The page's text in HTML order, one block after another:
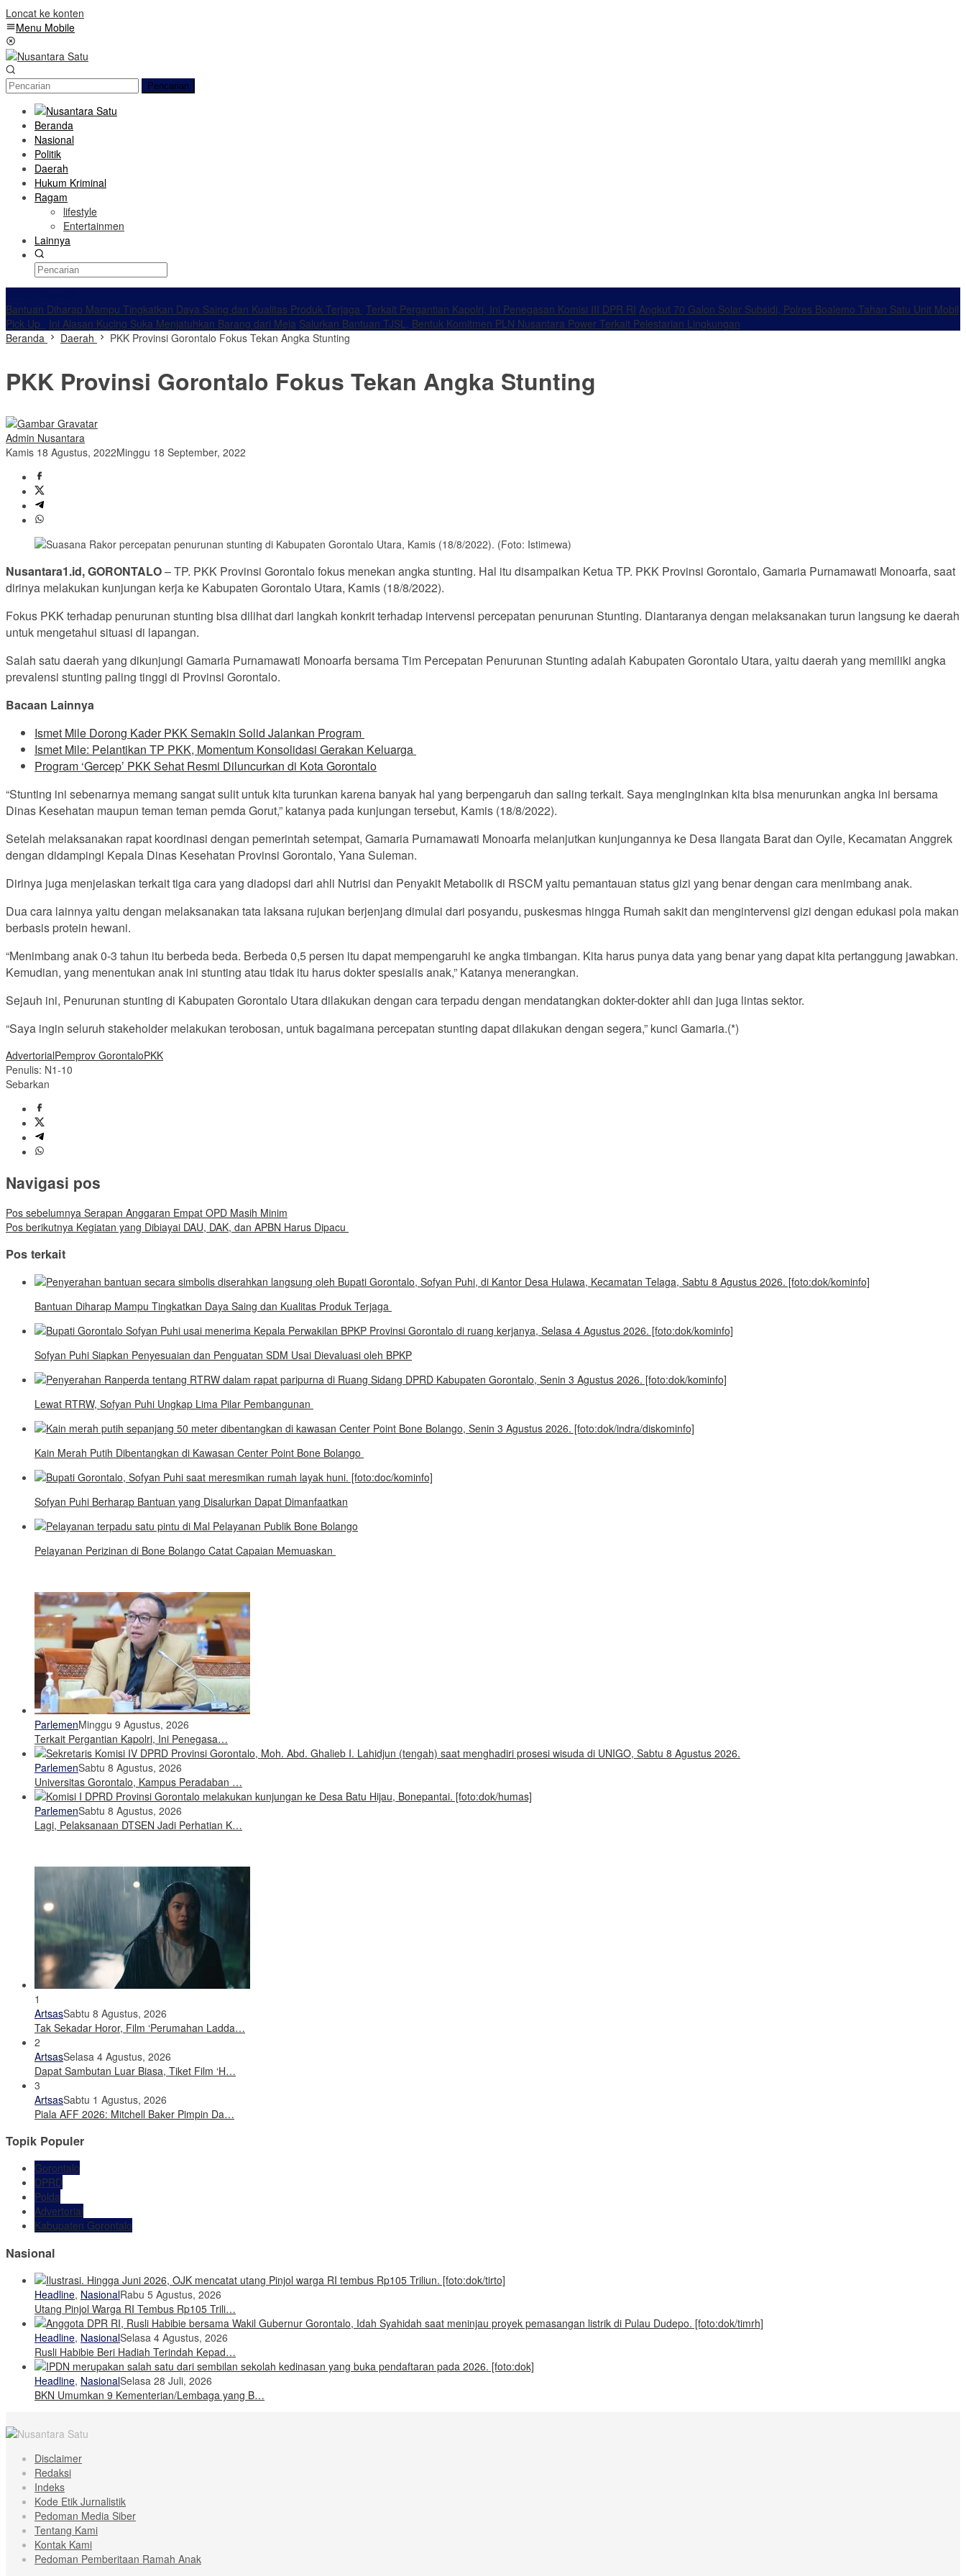
Loncat ke konten
Menu Mobile
Pencarian
Beranda
Nasional
Politik
Daerah
Hukum Kriminal
Ragam
lifestyle
Entertainmen
Lainnya
Bantuan Diharap Mampu Tingkatkan Daya Saing dan Kualitas Produk Terjaga Terkait Pergantian Kapolri, Ini Penegasan Komisi III DPR RI Angkut 70 Galon Solar Subsidi, Polres Boalemo Tahan Satu Unit Mobil
Pick Up
Ini Alasan Kucing Suka Menjatuhkan Barang dari Meja Salurkan Bantuan TJSL, Bentuk Komitmen PLN Nusantara Power Terkait Pelestarian Lingkungan
Beranda
Daerah PKK Provinsi Gorontalo Fokus Tekan Angka Stunting
PKK Provinsi Gorontalo Fokus Tekan Angka Stunting
Admin Nusantara
Kamis 18 Agustus, 2022Minggu 18 September, 2022
Nusantara1.id, GORONTALO– TP. PKK Provinsi Gorontalo fokus menekan angka stunting. Hal itu disampaikan Ketua TP. PKK Provinsi Gorontalo, Gamaria Purnamawati Monoarfa, saat
dirinya melakukan kunjungan kerja ke Kabupaten Gorontalo Utara, Kamis (18/8/2022).
Fokus PKK terhadap penurunan stunting bisa dilihat dari langkah konkrit terhadap intervensi percepatan penurunan Stunting. Diantaranya dengan melaksanakan turun langsung ke daerah
untuk mengetahui situasi di lapangan.
Salah satu daerah yang dikunjungi Gamaria Purnamawati Monoarfa bersama Tim Percepatan Penurunan Stunting adalah Kabupaten Gorontalo Utara, yaitu daerah yang memiliki angka
prevalensi stunting paling tinggi di Provinsi Gorontalo.
Bacaan Lainnya
Ismet Mile Dorong Kader PKK Semakin Solid Jalankan Program
Ismet Mile: Pelantikan TP PKK, Momentum Konsolidasi Gerakan Keluarga
Program ‘Gercep’ PKK Sehat Resmi Diluncurkan di Kota Gorontalo
“Stunting ini sebenarnya memang sangat sulit untuk kita turunkan karena banyak hal yang berpengaruh dan saling terkait. Saya menginginkan kita bisa menurunkan angka ini bersama
Dinas Kesehatan maupun teman teman pemda Gorut,” katanya pada kunjungan tersebut, Kamis (18/8/2022).
Setelah melaksanakan rapat koordinasi dengan pemerintah setempat, Gamaria Purnamawati Monoarfa melanjutkan kunjungannya ke Desa Ilangata Barat dan Oyile, Kecamatan Anggrek
dengan didampingi Kepala Dinas Kesehatan Provinsi Gorontalo, Yana Suleman.
Dirinya juga menjelaskan terkait tiga cara yang diadopsi dari ahli Nutrisi dan Penyakit Metabolik di RSCM yaitu pemantauan status gizi yang benar dengan cara menimbang anak.
Dua cara lainnya yaitu dengan melaksanakan tata laksana rujukan berjenjang dimulai dari posyandu, puskesmas hingga Rumah sakit dan mengintervensi gizi dengan edukasi pola makan
berbasis protein hewani.
“Menimbang anak 0-3 tahun itu berbeda beda. Berbeda 0,5 persen itu dapat mempengaruhi ke angka timbangan. Kita harus punya data yang benar yang dapat kita pertanggung jawabkan.
Kemudian, yang menentukan anak ini stunting atau tidak itu harus dokter spesialis anak,” Katanya menerangkan.
Sejauh ini, Penurunan stunting di Kabupaten Gorontalo Utara dilakukan dengan cara terpadu dengan mendatangkan dokter-dokter ahli dan juga lintas sektor.
“Saya ingin seluruh stakeholder melakukan terobosan, untuk bagaimana percepatan stunting dapat dilakukan dengan segera,” kunci Gamaria.(*)
AdvertorialPemprov GorontaloPKK
Penulis: N1-10
Sebarkan
Navigasi pos
Pos sebelumnya Serapan Anggaran Empat OPD Masih Minim
Pos berikutnya Kegiatan yang Dibiayai DAU, DAK, dan APBN Harus Dipacu
Pos terkait
Bantuan Diharap Mampu Tingkatkan Daya Saing dan Kualitas Produk Terjaga
Sofyan Puhi Siapkan Penyesuaian dan Penguatan SDM Usai Dievaluasi oleh BPKP
Lewat RTRW, Sofyan Puhi Ungkap Lima Pilar Pembangunan
Kain Merah Putih Dibentangkan di Kawasan Center Point Bone Bolango
Sofyan Puhi Berharap Bantuan yang Disalurkan Dapat Dimanfaatkan
Pelayanan Perizinan di Bone Bolango Catat Capaian Memuaskan
ParlemenMinggu 9 Agustus, 2026
Terkait Pergantian Kapolri, Ini Penegasa…
ParlemenSabtu 8 Agustus, 2026
Universitas Gorontalo, Kampus Peradaban …
ParlemenSabtu 8 Agustus, 2026
Lagi, Pelaksanaan DTSEN Jadi Perhatian K…
1
ArtsasSabtu 8 Agustus, 2026
Tak Sekadar Horor, Film ‘Perumahan Ladda…
2
ArtsasSelasa 4 Agustus, 2026
Dapat Sambutan Luar Biasa, Tiket Film ‘H…
3
ArtsasSabtu 1 Agustus, 2026
Piala AFF 2026: Mitchell Baker Pimpin Da…
Topik Populer
Gorontalo
DPRD
Polda
Advertorial
Kabupaten Gorontalo
Nasional
Headline, NasionalRabu 5 Agustus, 2026
Utang Pinjol Warga RI Tembus Rp105 Trili…
Headline, NasionalSelasa 4 Agustus, 2026
Rusli Habibie Beri Hadiah Terindah Kepad…
Headline, NasionalSelasa 28 Juli, 2026
BKN Umumkan 9 Kementerian/Lembaga yang B…
Disclaimer
Redaksi
Indeks
Kode Etik Jurnalistik
Pedoman Media Siber
Tentang Kami
Kontak Kami
Pedoman Pemberitaan Ramah Anak